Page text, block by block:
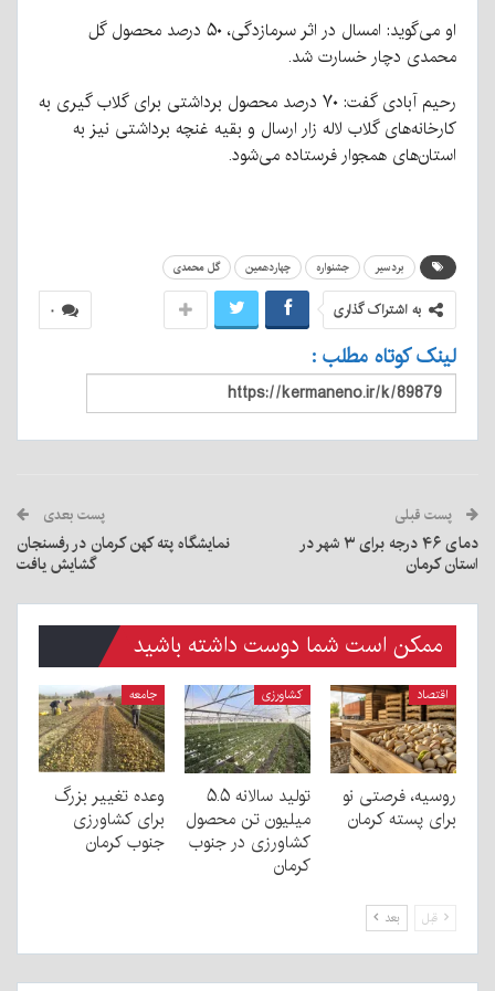
او می‌گوید: امسال در اثر سرمازدگی، ۵۰ درصد محصول گل
محمدی دچار خسارت شد.
رحیم آبادی گفت: ۷۰ درصد محصول برداشتی برای گلاب گیری به
کارخانه‌های گلاب لاله زار ارسال و بقیه غنچه برداشتی نیز به
استان‌های همجوار فرستاده می‌شود.
بردسیر جشنواره چهاردهمین گل محمدی
۰ به اشتراک گذاری
لینک کوتاه مطلب :
پست قبلی
دمای ۴۶ درجه برای ۳ شهر در
استان کرمان
پست بعدی
نمایشگاه پته کهن کرمان در رفسنجان
گشایش یافت
ممکن است شما دوست داشته باشید
اقتصاد
روسیه، فرصتی نو
برای پسته کرمان
کشاورزی
تولید سالانه ۵.۵
میلیون تن محصول
کشاورزی در جنوب
کرمان
جامعه
وعده تغییر بزرگ
برای کشاورزی
جنوب کرمان
قبل بعد